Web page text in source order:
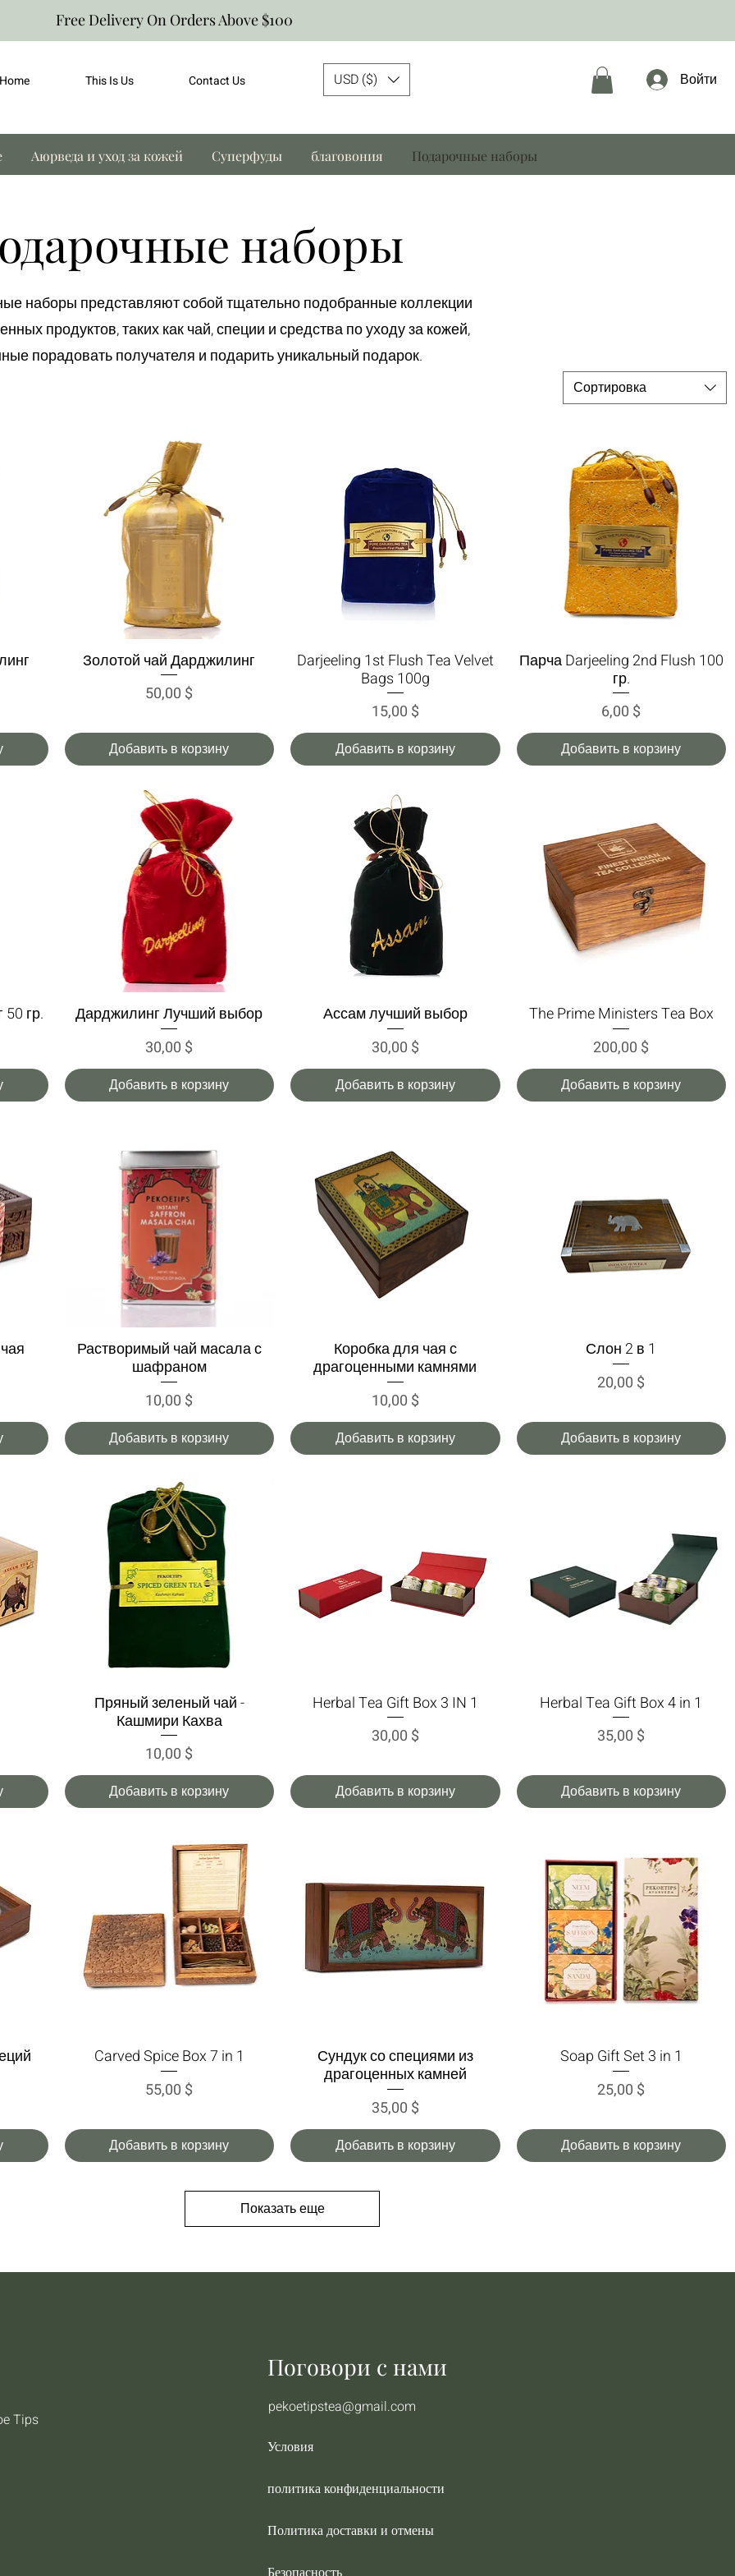
Free Delivery On Orders Above $100
Home This Is Us Contact Us USD ($) Войти
Аюрведа и уход за кожей Суперфуды благовония Подарочные наборы
наборы
наборы представляют собой тщательно подобранные коллекции
продуктов, таких как чай, специи и средства по уходу за кожей,
порадовать получателя и подарить уникальный подарок.
Сортировка
Быстрый просмотр
Золотой чай Дарджилинг
Цена
50,00 $
Добавить в корзину
Быстрый просмотр
Darjeeling 1st Flush Tea Velvet
Bags 100g
Цена
15,00 $
Добавить в корзину
Быстрый просмотр
Парча Darjeeling 2nd Flush 100
гр.
Цена
6,00 $
Добавить в корзину
гр.
Быстрый просмотр
Дарджилинг Лучший выбор
Цена
30,00 $
Добавить в корзину
Быстрый просмотр
Ассам лучший выбор
Цена
30,00 $
Добавить в корзину
Быстрый просмотр
The Prime Ministers Tea Box
Цена
200,00 $
Добавить в корзину
Быстрый просмотр
Растворимый чай масала с
шафраном
Цена
10,00 $
Добавить в корзину
Быстрый просмотр
Коробка для чая с
драгоценными камнями
Цена
10,00 $
Добавить в корзину
Быстрый просмотр
Слон 2 в 1
Цена
20,00 $
Добавить в корзину
Быстрый просмотр
Пряный зеленый чай -
Кашмири Кахва
Цена
10,00 $
Добавить в корзину
Быстрый просмотр
Herbal Tea Gift Box 3 IN 1
Цена
30,00 $
Добавить в корзину
Быстрый просмотр
Herbal Tea Gift Box 4 in 1
Цена
35,00 $
Добавить в корзину
Быстрый просмотр
Carved Spice Box 7 in 1
Цена
55,00 $
Добавить в корзину
Быстрый просмотр
Сундук со специями из
драгоценных камней
Цена
35,00 $
Добавить в корзину
Быстрый просмотр
Soap Gift Set 3 in 1
Цена
25,00 $
Добавить в корзину
Показать еще
Tips
Поговори с нами
pekoetipstea@gmail.com
Условия
политика конфиденциальности
Политика доставки и отмены
Безопасность